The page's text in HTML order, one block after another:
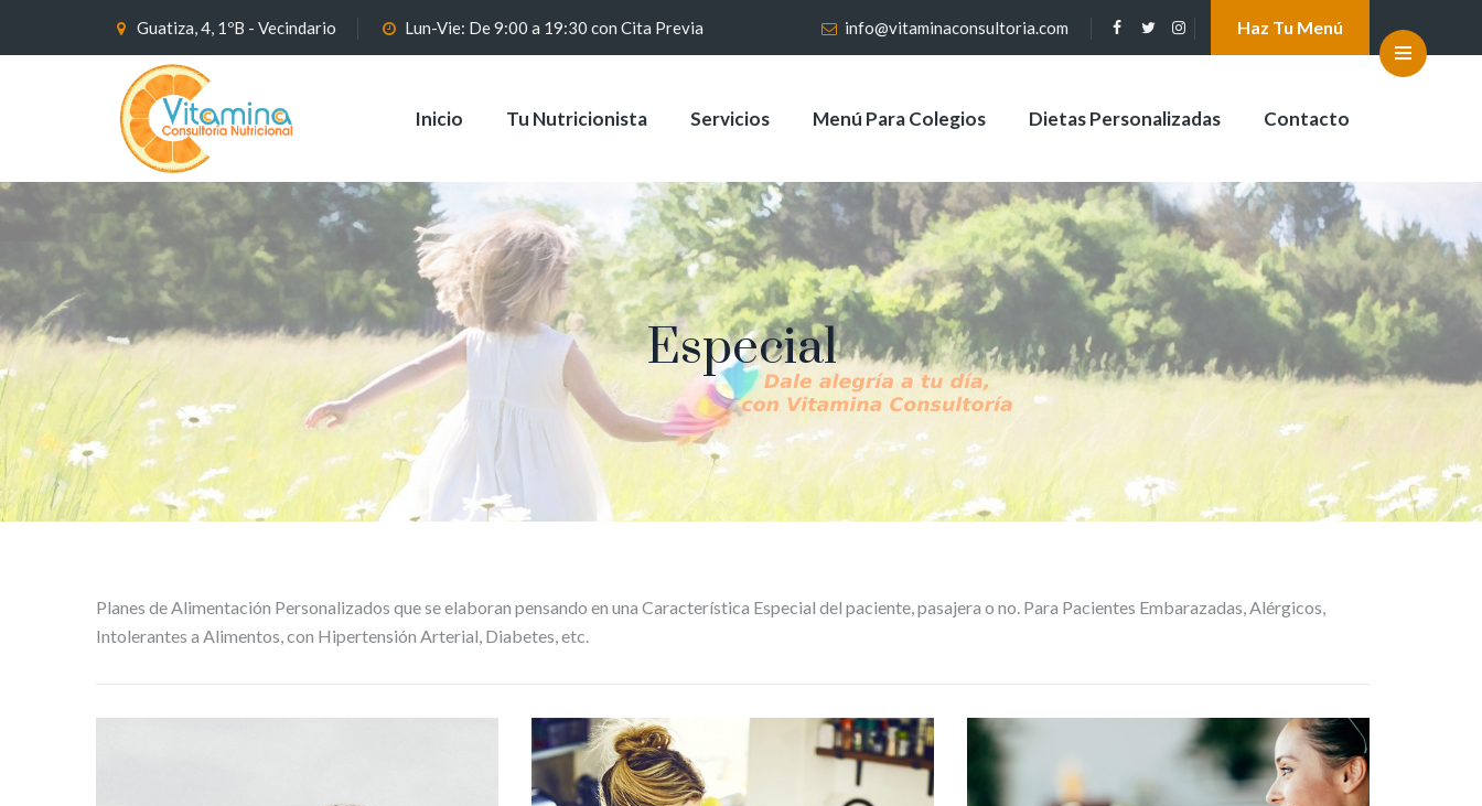
Guatiza, 4, 1ºB - Vecindario Lun-Vie: De 9:00 a 19:30 con Cita Previa info@vitaminaconsultoria.com Haz Tu Menú
Inicio Tu Nutricionista Servicios Menú Para Colegios Dietas Personalizadas Contacto
Especial
Planes de Alimentación Personalizados que se elaboran pensando en una Característica Especial del paciente, pasajera o no. Para Pacientes Embarazadas, Alérgicos,
Intolerantes a Alimentos, con Hipertensión Arterial, Diabetes, etc.